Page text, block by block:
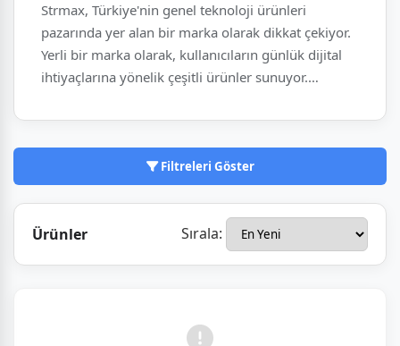
Strmax, Türkiye'nin genel teknoloji ürünleri
pazarında yer alan bir marka olarak dikkat çekiyor.
Yerli bir marka olarak, kullanıcıların günlük dijital
ihtiyaçlarına yönelik çeşitli ürünler sunuyor.
marka, erişilebilir fiyatları ve temel teknoloji
çözümleriyle öne çıkıyor.
Filtreleri Göster
Ürünler Sırala: